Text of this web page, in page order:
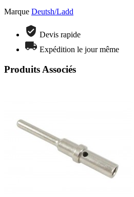
Marque Deutsh/Ladd
Devis rapide
Expédition le jour même
Produits Associés